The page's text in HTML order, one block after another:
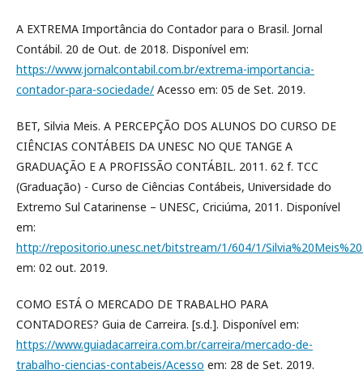
A EXTREMA Importância do Contador para o Brasil. Jornal
Contábil. 20 de Out. de 2018. Disponível em:
https://www.jornalcontabil.com.br/extrema-importancia-
contador-para-sociedade/ Acesso em: 05 de Set. 2019.
BET, Silvia Meis. A PERCEPÇÃO DOS ALUNOS DO CURSO DE
CIÊNCIAS CONTÁBEIS DA UNESC NO QUE TANGE A
GRADUAÇÃO E A PROFISSÃO CONTÁBIL. 2011. 62 f. TCC
(Graduação) - Curso de Ciências Contábeis, Universidade do
Extremo Sul Catarinense – UNESC, Criciúma, 2011. Disponível
em:
http://repositorio.unesc.net/bitstream/1/604/1/
em: 02 out. 2019.
COMO ESTÁ O MERCADO DE TRABALHO PARA
CONTADORES? Guia de Carreira. [s.d.]. Disponível em:
https://www.guiadacarreira.com.br/carreira/mercado-de-
trabalho-ciencias-contabeis/Acesso em: 28 de Set. 2019.